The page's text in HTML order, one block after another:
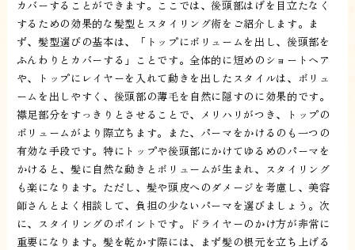
カバーすることができます。ここでは、後頭部はげを目立たなく
するための効果的な髪型とスタイリング術をご紹介します。ま
ず、髪型選びの基本は、「トップにボリュームを出し、後頭部を
ふんわりとカバーする」ことです。全体的に短めのショートヘア
や、トップにレイヤーを入れて動きを出したスタイルは、ボリュ
ームを出しやすく、後頭部の薄毛を自然に隠すのに効果的です。
襟足部分をすっきりとさせることで、メリハリがつき、トップの
ボリュームがより際立ちます。また、パーマをかけるのも一つの
有効な手段です。特にトップや後頭部にかけてゆるめのパーマを
かけると、髪に自然な動きとボリュームが生まれ、スタイリング
も楽になります。ただし、髪や頭皮へのダメージを考慮し、美容
師さんとよく相談して、負担の少ないパーマを選びましょう。次
に、スタイリングのポイントです。ドライヤーのかけ方が非常に
重要になります。髪を乾かす際には、まず髪の根元を立ち上げる